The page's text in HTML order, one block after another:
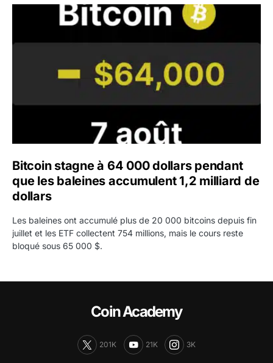
Bitcoin stagne à 64 000 dollars pendant que les
Bitcoin stagne à 64 000 dollars pendant
que les baleines accumulent 1,2 milliard de
dollars
Les baleines ont accumulé plus de 20 000 bitcoins depuis fin
juillet et les ETF collectent 754 millions, mais le cours reste
bloqué sous 65 000 $.
Coin Academy
201K 21K 3K